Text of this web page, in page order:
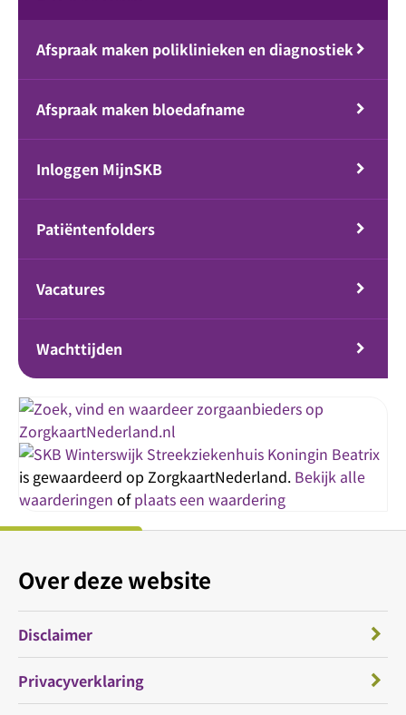
Afspraak maken poliklinieken en diagnostiek
Afspraak maken bloedafname
Inloggen MijnSKB
Patiëntenfolders
Vacatures
Wachttijden
Streekziekenhuis Koningin Beatrix
is gewaardeerd op ZorgkaartNederland. Bekijk alle
waarderingen ofplaats een waardering
Over deze website
Disclaimer
Privacyverklaring